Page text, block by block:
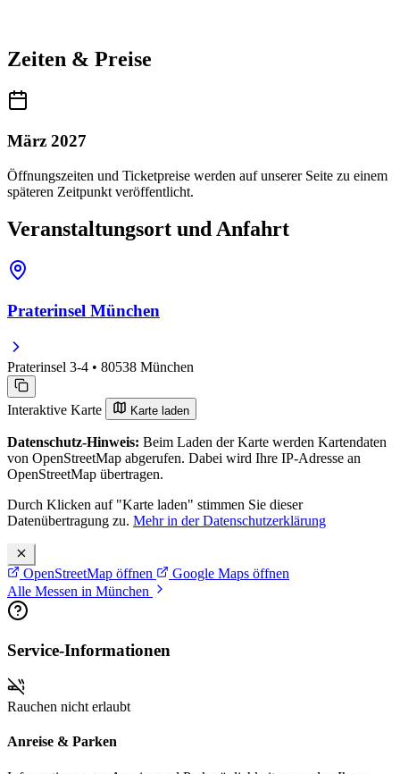
Zeiten & Preise
März 2027
Öffnungszeiten und Ticketpreise werden auf unserer Seite zu einem
späteren Zeitpunkt veröffentlicht.
Veranstaltungsort und Anfahrt
Praterinsel München
Praterinsel 3-4 • 80538 München
Interaktive Karte Karte laden
Datenschutz-Hinweis: Beim Laden der Karte werden Kartendaten
von OpenStreetMap abgerufen. Dabei wird Ihre IP-Adresse an
OpenStreetMap übertragen.
Durch Klicken auf "Karte laden" stimmen Sie dieser
Datenübertragung zu. Mehr in der Datenschutzerklärung
OpenStreetMap öffnen
Google Maps öffnen
Alle Messen in München
Service-Informationen
Rauchen nicht erlaubt
Anreise & Parken